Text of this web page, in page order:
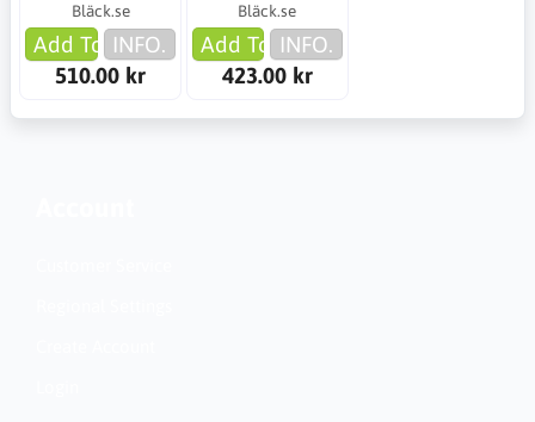
Bläck.se
Add To Cart
INFO.
510.00 kr
Bläck.se
Add To Cart
INFO.
423.00 kr